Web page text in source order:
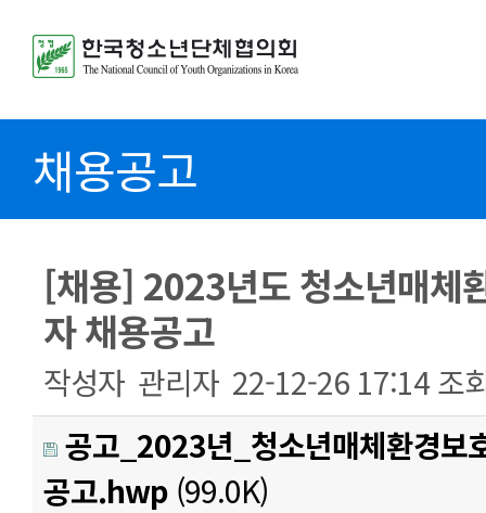
채용공고
[채용] 2023년도 청소년매체
자 채용공고
작성자 관리자 22-12-26 17:14 조
공고_2023년_청소년매체환경보
공고.hwp (99.0K)